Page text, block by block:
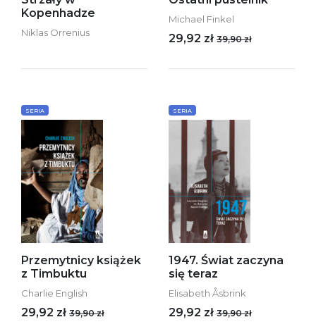
Kopenhadze
Niklas Orrenius
Michael Finkel
29,92 zł 39,90 zł
SERIA
Przemytnicy książek
z Timbuktu
Charlie English
29,92 zł 39,90 zł
SERIA
1947. Świat zaczyna
się teraz
Elisabeth Åsbrink
29,92 zł 39,90 zł